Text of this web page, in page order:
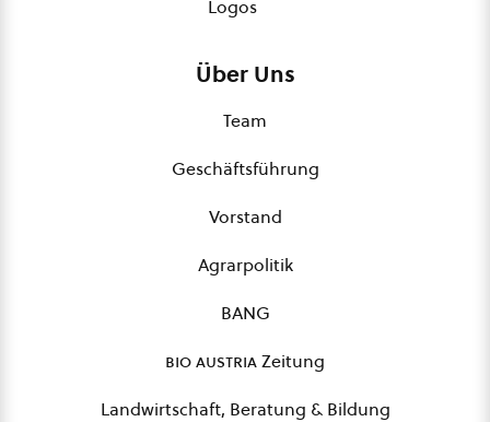
Logos
Über Uns
Team
Geschäftsführung
Vorstand
Agrarpolitik
BANG
bio austriaZeitung
Landwirtschaft, Beratung & Bildung